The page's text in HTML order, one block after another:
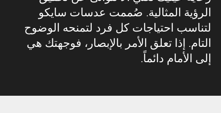
الرؤية المثالية. صُممت عدسات سايكو
لتناسب احتياجات كل فرد لتمنحه الوضوح
التام. إذا تعلق الأمر بالإبصار، فوجهتك هي
إلى الأمام دائماً.